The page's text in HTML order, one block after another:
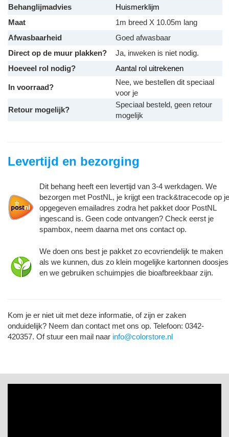
Behanglijmadvies
Huismerklijm
Maat
1m breed X 10.05m lang
Afwasbaarheid
Goed afwasbaar
Direct op de muur plakken?
Ja, inweken is niet nodig.
Hoeveel rol nodig?
Aantal rol uitrekenen
In voorraad?
Nee, we bestellen dit speciaal
voor je
Retour mogelijk?
Speciaal besteld, geen retour
mogelijk
Levertijd en bezorging
Dit behang heeft een levertijd van 3-4 werkdagen. We
bezorgen met PostNL, je krijgt een track&tracecode op je
opgegeven emailadres zodra het pakket door PostNL
ingescand is. Geen code ontvangen? Check eerst je
spambox, neem daarna met ons contact op.
We doen ons best je pakket zo ecovriendelijk te maken
als we kunnen, dus zo klein mogelijke kartonnen doosjes
en we gebruiken schuimpjes die bioafbreekbaar zijn.
Kom je er niet uit met deze informatie, of zijn er zaken
onduidelijk? Neem dan contact met ons op. Telefoon: 0342-
420357. Of stuur een mail naar info@colorstore.nl